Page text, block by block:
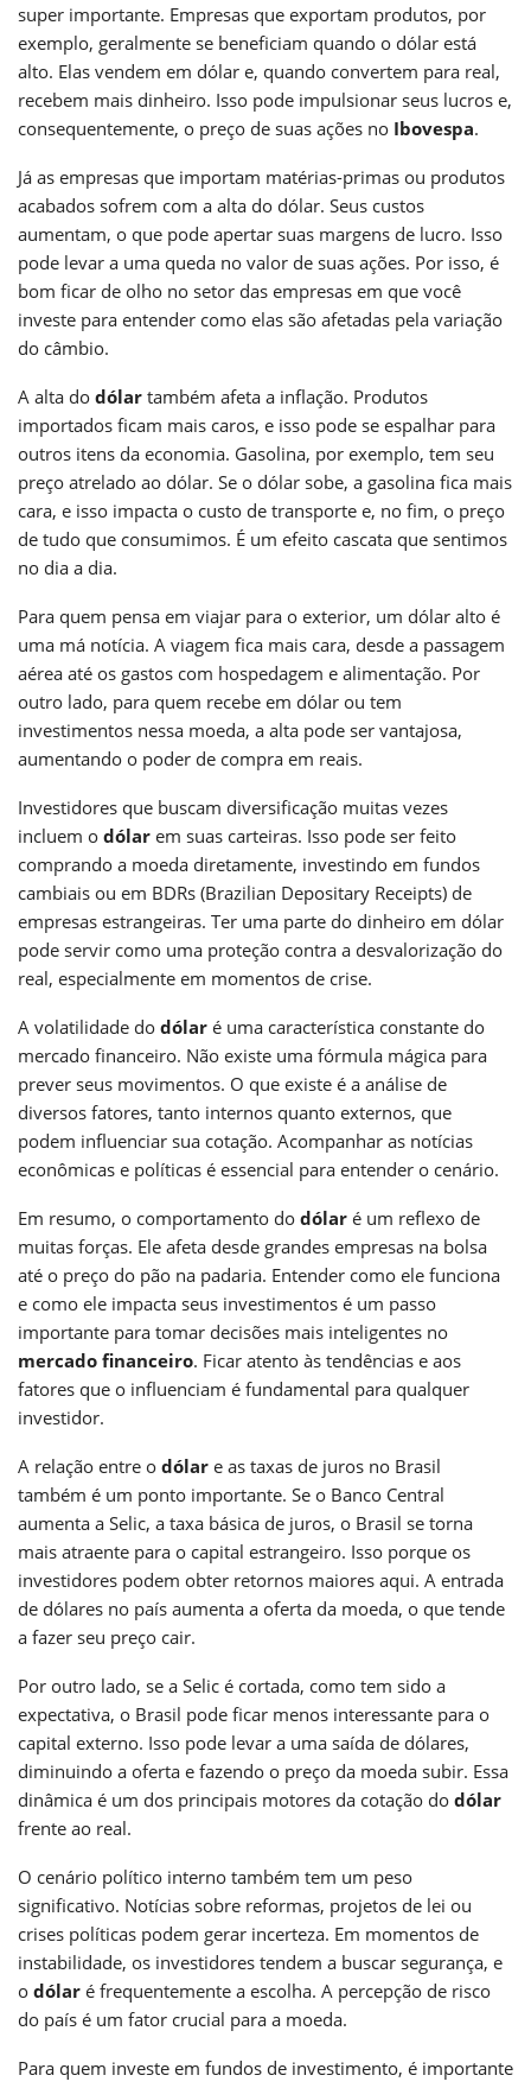
super importante. Empresas que exportam produtos, por
exemplo, geralmente se beneficiam quando o dólar está
alto. Elas vendem em dólar e, quando convertem para real,
recebem mais dinheiro. Isso pode impulsionar seus lucros e,
consequentemente, o preço de suas ações no Ibovespa.
Já as empresas que importam matérias-primas ou produtos
acabados sofrem com a alta do dólar. Seus custos
aumentam, o que pode apertar suas margens de lucro. Isso
pode levar a uma queda no valor de suas ações. Por isso, é
bom ficar de olho no setor das empresas em que você
investe para entender como elas são afetadas pela variação
do câmbio.
A alta do dólar também afeta a inflação. Produtos
importados ficam mais caros, e isso pode se espalhar para
outros itens da economia. Gasolina, por exemplo, tem seu
preço atrelado ao dólar. Se o dólar sobe, a gasolina fica mais
cara, e isso impacta o custo de transporte e, no fim, o preço
de tudo que consumimos. É um efeito cascata que sentimos
no dia a dia.
Para quem pensa em viajar para o exterior, um dólar alto é
uma má notícia. A viagem fica mais cara, desde a passagem
aérea até os gastos com hospedagem e alimentação. Por
outro lado, para quem recebe em dólar ou tem
investimentos nessa moeda, a alta pode ser vantajosa,
aumentando o poder de compra em reais.
Investidores que buscam diversificação muitas vezes
incluem o dólar em suas carteiras. Isso pode ser feito
comprando a moeda diretamente, investindo em fundos
cambiais ou em BDRs (Brazilian Depositary Receipts) de
empresas estrangeiras. Ter uma parte do dinheiro em dólar
pode servir como uma proteção contra a desvalorização do
real, especialmente em momentos de crise.
A volatilidade do dólar é uma característica constante do
mercado financeiro. Não existe uma fórmula mágica para
prever seus movimentos. O que existe é a análise de
diversos fatores, tanto internos quanto externos, que
podem influenciar sua cotação. Acompanhar as notícias
econômicas e políticas é essencial para entender o cenário.
Em resumo, o comportamento do dólar é um reflexo de
muitas forças. Ele afeta desde grandes empresas na bolsa
até o preço do pão na padaria. Entender como ele funciona
e como ele impacta seus investimentos é um passo
importante para tomar decisões mais inteligentes no
mercado financeiro. Ficar atento às tendências e aos
fatores que o influenciam é fundamental para qualquer
investidor.
A relação entre o dólar e as taxas de juros no Brasil
também é um ponto importante. Se o Banco Central
aumenta a Selic, a taxa básica de juros, o Brasil se torna
mais atraente para o capital estrangeiro. Isso porque os
investidores podem obter retornos maiores aqui. A entrada
de dólares no país aumenta a oferta da moeda, o que tende
a fazer seu preço cair.
Por outro lado, se a Selic é cortada, como tem sido a
expectativa, o Brasil pode ficar menos interessante para o
capital externo. Isso pode levar a uma saída de dólares,
diminuindo a oferta e fazendo o preço da moeda subir. Essa
dinâmica é um dos principais motores da cotação do dólar
frente ao real.
O cenário político interno também tem um peso
significativo. Notícias sobre reformas, projetos de lei ou
crises políticas podem gerar incerteza. Em momentos de
instabilidade, os investidores tendem a buscar segurança, e
o dólar é frequentemente a escolha. A percepção de risco
do país é um fator crucial para a moeda.
Para quem investe em fundos de investimento, é importante